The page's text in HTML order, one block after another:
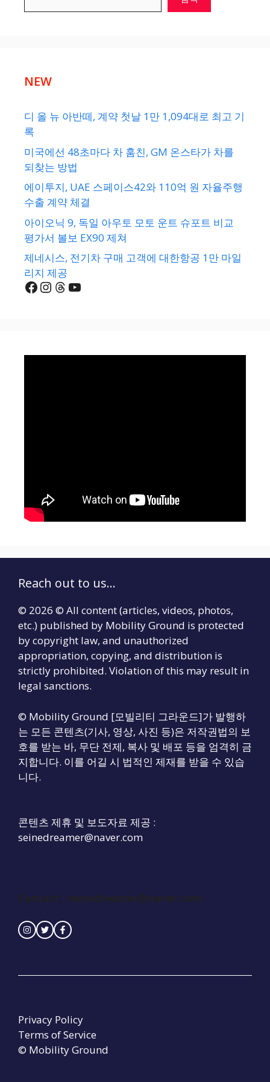
NEW
디 올 뉴 아반떼, 계약 첫날 1만 1,094대로 최고 기
록
미국에선 48초마다 차 훔친, GM 온스타가 차를
되찾는 방법
에이투지, UAE 스페이스42와 110억 원 자율주행
수출 계약 체결
아이오닉 9, 독일 아우토 모토 운트 슈포트 비교
평가서 볼보 EX90 제쳐
제네시스, 전기차 구매 고객에 대한항공 1만 마일
리지 제공
Facebook
Instagram
Threads
YouTube
Reach out to us...
© 2026 © All content (articles, videos, photos,
etc.) published by Mobility Ground is protected
by copyright law, and unauthorized
appropriation, copying, and distribution is
strictly prohibited. Violation of this may result in
legal sanctions.
© Mobility Ground [모빌리티 그라운드]가 발행하
는 모든 콘텐츠(기사, 영상, 사진 등)은 저작권법의 보
호를 받는 바, 무단 전제, 복사 및 배포 등을 엄격히 금
지합니다. 이를 어길 시 법적인 제재를 받을 수 있습
니다.
콘텐츠 제휴 및 보도자료 제공 :
seinedreamer@naver.com
Contact : seinedreamer@naver.com
© Mobility Ground
Privacy Policy
Terms of Service